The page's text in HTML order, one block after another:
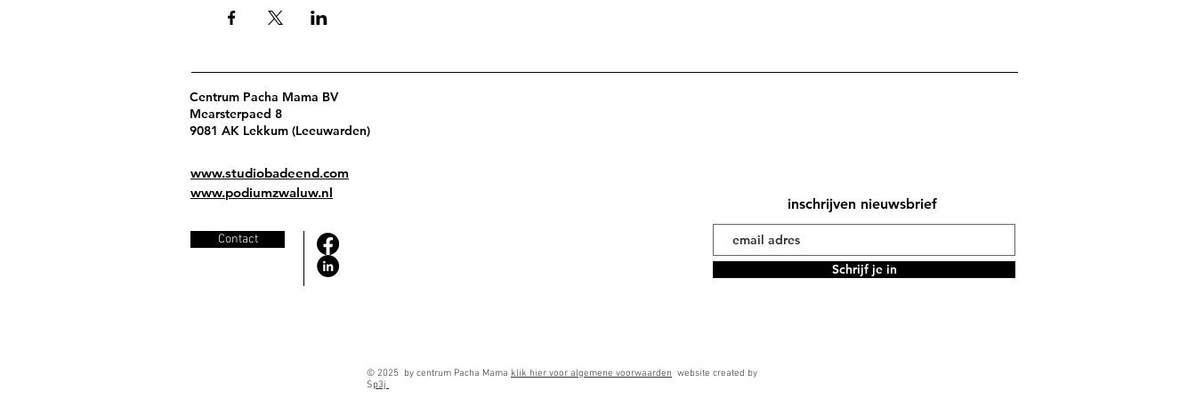
Centrum Pacha Mama BV
Mearsterpaed 8
9081 AK Lekkum (Leeuwarden)
www.studiobadeend.com
www.podiumzwaluw.nl
Contact
inschrijven nieuwsbrief
Schrijf je in
© 2025 by centrum Pacha Mama klik hier voor algemene voorwaarden website created by
Sp3j